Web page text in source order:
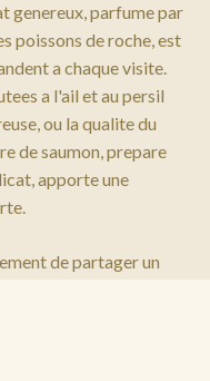
genereux, parfume par
poissons de roche, est
a chaque visite.
a l'ail et au persil
ou la qualite du
de saumon, prepare
apporte une
de partager un